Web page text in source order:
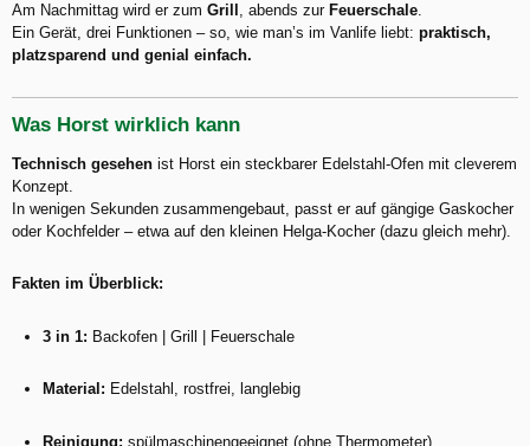
Am Nachmittag wird er zum Grill , abends zur Feuerschale.
Ein Gerät, drei Funktionen – so, wie man’s im Vanlife liebt: praktisch,
platzsparend und genial einfach.
Was Horst wirklich kann
Technisch gesehen ist Horst ein steckbarer Edelstahl-Ofen mit cleverem
Konzept.
In wenigen Sekunden zusammengebaut, passt er auf gängige Gaskocher
oder Kochfelder – etwa auf den kleinen Helga-Kocher (dazu gleich mehr).
Fakten im Überblick:
3 in 1: Backofen | Grill | Feuerschale
Material: Edelstahl, rostfrei, langlebig
Reinigung: spülmaschinengeeignet (ohne Thermometer)